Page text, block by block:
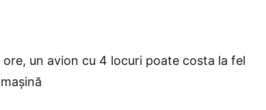
un avion cu 4 locuri poate costa la fel